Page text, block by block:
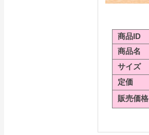
商品ID
商品名
サイズ
定価
販売価格